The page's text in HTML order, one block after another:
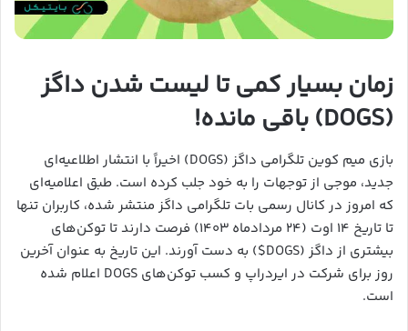
زمان بسیار کمی تا لیست شدن داگز
(DOGS) باقی مانده!
بازی میم کوین تلگرامی داگز (DOGS) اخیراً با انتشار اطلاعیه‌ای
جدید، موجی از توجهات را به خود جلب کرده است. طبق اعلامیه‌ای
که امروز در کانال رسمی بات تلگرامی داگز منتشر شده، کاربران تنها
تا تاریخ ۱۴ اوت (۲۴ مردادماه ۱۴۰۳) فرصت دارند تا توکن‌های
بیشتری از داگز (DOGS$) به دست آورند. این تاریخ به عنوان آخرین
روز برای شرکت در ایردراپ و کسب توکن‌های DOGS اعلام شده
است.